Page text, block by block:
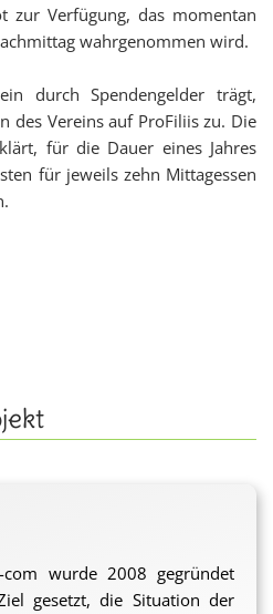
zur Verfügung, das momentan
wahrgenommen wird.
durch Spendengelder trägt,
des Vereins auf ProFiliis zu. Die
für die Dauer eines Jahres
für jeweils zehn Mittagessen
wurde 2008 gegründet
gesetzt, die Situation der